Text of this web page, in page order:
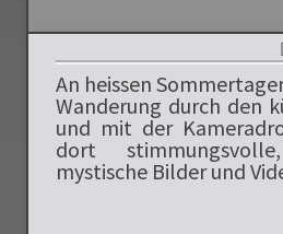
An heissen
Wanderung durch den
und mit der
dort
mystische Bilder und